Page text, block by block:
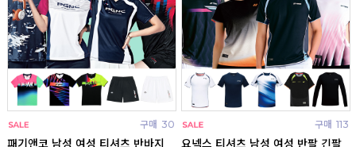
구매 30
패기앤코 남성 여성 티셔츠 반바지
구매 113
요넥스 티셔츠 남성 여성 반팔 긴팔